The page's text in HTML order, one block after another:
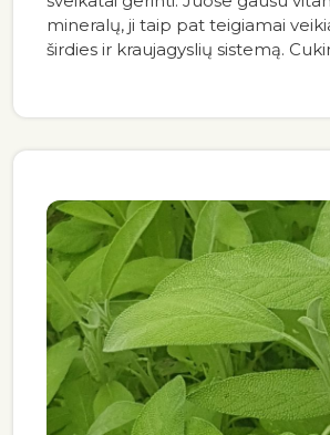
mineralų, ji taip pat teigiamai
širdies ir kraujagyslių sistemą.